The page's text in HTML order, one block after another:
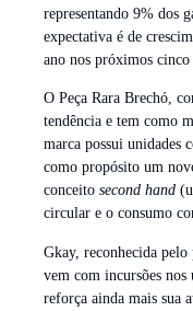
representando 9% dos
expectativa é de
ano nos próximos cinco
O Peça Rara Brechó,
tendência e tem como
marca possui unidades
como propósito um
conceito second hand
circular e o consumo
Gkay, reconhecida pelo
vem com incursões nos
reforça ainda mais sua